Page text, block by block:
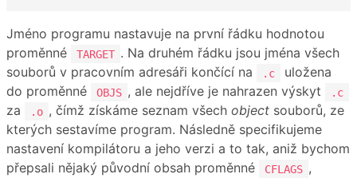
Jméno programu nastavuje na první řádku hodnotou
proměnné
TARGET . Na druhém řádku jsou jména všech
souborů v pracovním adresáři končící na
.c
uložena
do proměnné
OBJS , ale nejdříve je nahrazen výskyt .c
za .o , čímž získáme seznam všech object souborů, ze
kterých sestavíme program. Následně specifikujeme
nastavení kompilátoru a jeho verzi a to tak, aniž bychom
přepsali nějaký původní obsah proměnné
CFLAGS ,